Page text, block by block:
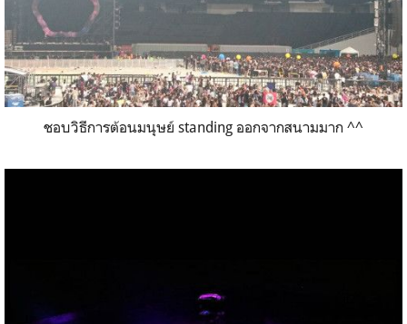
ชอบวิธีการต้อนมนุษย์ standing ออกจากสนามมาก ^^